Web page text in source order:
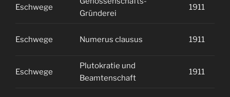
Eschwege
Gründerei
1911
Eschwege Numerus clausus 1911
Eschwege
Plutokratie und
Beamtenschaft
1911